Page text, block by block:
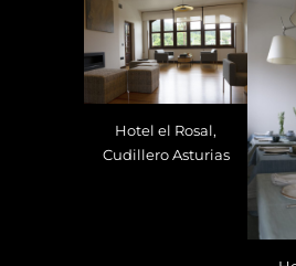
Hotel el Rosal,
Cudillero Asturias